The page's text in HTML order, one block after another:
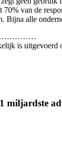
van de
Bijna alle
is uitgevoerd
miljardste